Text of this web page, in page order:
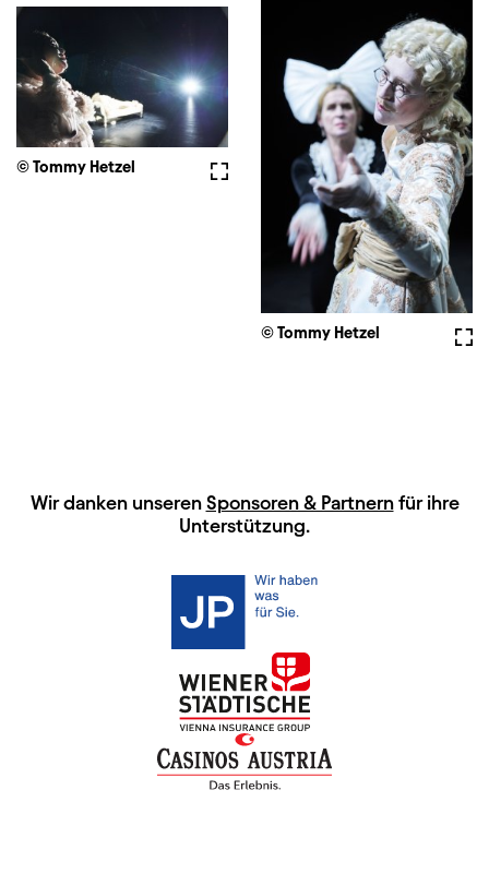
© Tommy Hetzel
Vollbild
© Tommy Hetzel
HAUPTSPONSOREN
Wir danken unseren Sponsoren & Partnernfür ihre
Unterstützung.